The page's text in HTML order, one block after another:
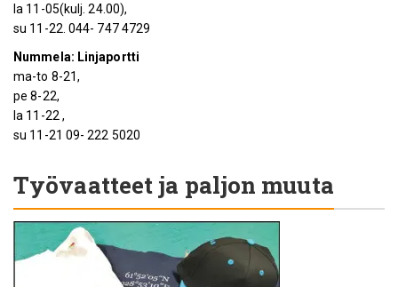
la 11-05(kulj. 24.00),
su 11-22. 044- 747 4729
Nummela: Linjaportti
ma-to 8-21,
pe 8-22,
la 11-22 ,
su 11-21 09- 222 5020
Työvaatteet ja paljon muuta